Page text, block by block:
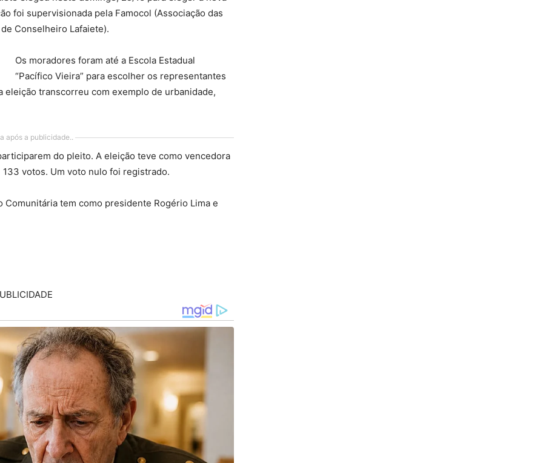
foi supervisionada pela Famocol (Associação das
Conselheiro Lafaiete).
Os moradores foram até a Escola Estadual
“Pacífico Vieira” para escolher os representantes
eleição transcorreu com exemplo de urbanidade,
após a publicidade..
do pleito. A eleição teve como vencedora
133 votos. Um voto nulo foi registrado.
Comunitária tem como presidente Rogério Lima e